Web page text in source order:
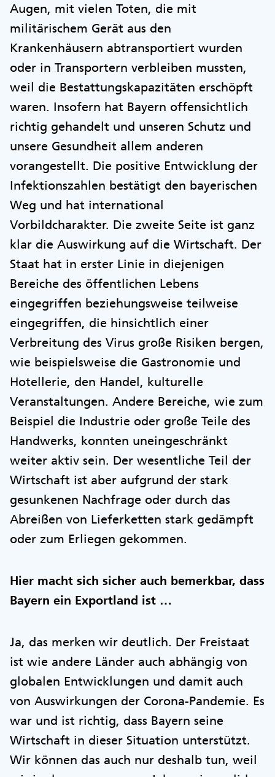
Augen, mit vielen Toten, die mit
militärischem Gerät aus den
Krankenhäusern abtransportiert wurden
oder in Transportern verbleiben mussten,
weil die Bestattungskapazitäten erschöpft
waren. Insofern hat Bayern offensichtlich
richtig gehandelt und unseren Schutz und
unsere Gesundheit allem anderen
vorangestellt. Die positive Entwicklung der
Infektionszahlen bestätigt den bayerischen
Weg und hat international
Vorbildcharakter. Die zweite Seite ist ganz
klar die Auswirkung auf die Wirtschaft. Der
Staat hat in erster Linie in diejenigen
Bereiche des öffentlichen Lebens
eingegriffen beziehungsweise teilweise
eingegriffen, die hinsichtlich einer
Verbreitung des Virus große Risiken bergen,
wie beispielsweise die Gastronomie und
Hotellerie, den Handel, kulturelle
Veranstaltungen. Andere Bereiche, wie zum
Beispiel die Industrie oder große Teile des
Handwerks, konnten uneingeschränkt
weiter aktiv sein. Der wesentliche Teil der
Wirtschaft ist aber aufgrund der stark
gesunkenen Nachfrage oder durch das
Abreißen von Lieferketten stark gedämpft
oder zum Erliegen gekommen.
Hier macht sich sicher auch bemerkbar, dass
Bayern ein Exportland ist …
Ja, das merken wir deutlich. Der Freistaat
ist wie andere Länder auch abhängig von
globalen Entwicklungen und damit auch
von Auswirkungen der Corona-Pandemie. Es
war und ist richtig, dass Bayern seine
Wirtschaft in dieser Situation unterstützt.
Wir können das auch nur deshalb tun, weil